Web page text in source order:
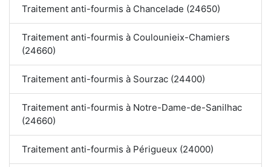
Traitement anti-fourmis à Chancelade (24650)
Traitement anti-fourmis à Coulounieix-Chamiers
(24660)
Traitement anti-fourmis à Sourzac (24400)
Traitement anti-fourmis à Notre-Dame-de-Sanilhac
(24660)
Traitement anti-fourmis à Périgueux (24000)